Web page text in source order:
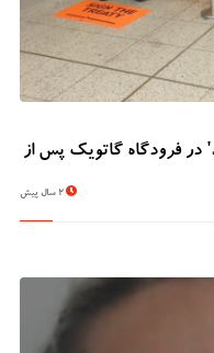
دستگیری هشت فعال 'Just Stop Oil' در فرودگاه گاتویک پس از
2 سال پیش